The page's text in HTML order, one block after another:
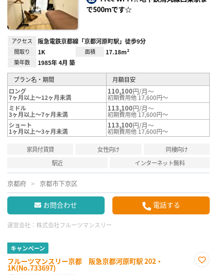
で500ｍです☆
アクセス 阪急電鉄京都線「京都河原町駅」徒歩9分
間取り 1K 面積 17.18m²
築年数 1985年 4月 築
プラン名・期間
月額目安
ロング
7ヶ月以上～12ヶ月未満
110,100円/月～
初期費用他 17,600円～
ミドル
3ヶ月以上～7ヶ月未満
113,100円/月～
初期費用他 17,600円～
ショート
1ヶ月以上～3ヶ月未満
113,100円/月～
初期費用他 17,600円～
家具付賃貸 女性向け
同棲向け
駅近
インターネット無料
京都府 京都市下京区
お問合わせ 電話する
運営会社： 株式会社フルーツマンスリー
キャンペーン
フルーツマンスリー京都 阪急京都河原町駅 202・
1K(No.733697)